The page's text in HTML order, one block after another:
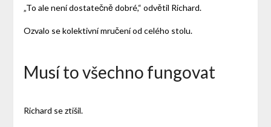
„To ale není dostatečně dobré,“ odvětil Richard.
Ozvalo se kolektivní mručení od celého stolu.
Musí to všechno fungovat
Richard se ztišil.